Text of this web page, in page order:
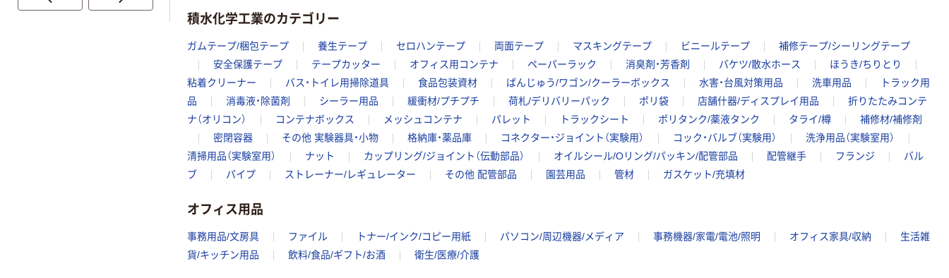
積水化学工業のカテゴリー
ガムテープ/梱包テープ 養生テープ セロハンテープ 両面テープ マスキングテープ ビニールテープ
補修テープ/シーリングテープ
安全保護テープ
テープカッター オフィス用コンテナ ペーパーラック 消臭剤・芳香剤 バケツ/散水ホース
ほうき/ちりとり
粘着クリーナー
バス・トイレ用掃除道具 食品包装資材 ばんじゅう/ワゴン/クーラーボックス 水害・台風対策用品 洗車用品
トラック用
品
消毒液・除菌剤 シーラー用品 緩衝材/プチプチ 荷札/デリバリーパック ポリ袋 店舗什器/ディスプレイ用品
折りたたみコンテ
ナ（オリコン）
コンテナボックス メッシュコンテナ パレット トラックシート ポリタンク/薬液タンク タライ/樽
補修材/補修剤
密閉容器
その他 実験器具・小物 格納庫・薬品庫 コネクター・ジョイント（実験用） コック・バルブ（実験用）
洗浄用品（実験室用）
清掃用品（実験室用）
ナット カップリング/ジョイント（伝動部品） オイルシール/Oリング/パッキン/配管部品 配管継手 フランジ
バル
ブ
パイプ ストレーナー/レギュレーター その他 配管部品 園芸用品 管材 ガスケット/充填材
オフィス用品
事務用品/文房具 ファイル トナー/インク/コピー用紙 パソコン/周辺機器/メディア 事務機器/家電/電池/照明 オフィス家具/収納
生活雑
貨/キッチン用品
飲料/食品/ギフト/お酒 衛生/医療/介護